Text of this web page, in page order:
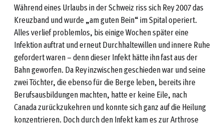
Während eines Urlaubs in der Schweiz riss sich Rey 2007 das
Kreuzband und wurde „am guten Bein“ im Spital operiert.
Alles verlief problemlos, bis einige Wochen später eine
Infektion auftrat und erneut Durchhaltewillen und innere Ruhe
gefordert waren – denn dieser Infekt hätte ihn fast aus der
Bahn geworfen. Da Rey inzwischen geschieden war und seine
zwei Töchter, die ebenso für die Berge leben, bereits ihre
Berufsausbildungen machten, hatte er keine Eile, nach
Canada zurückzukehren und konnte sich ganz auf die Heilung
konzentrieren. Doch durch den Infekt kam es zur Arthrose